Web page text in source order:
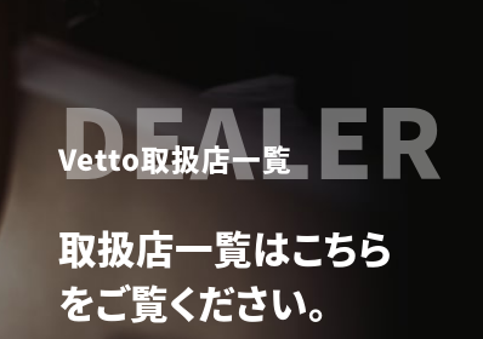
DEALER
Vetto取扱店一覧
取扱店一覧はこちら
をご覧ください。